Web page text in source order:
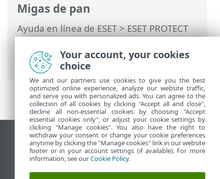
Migas de pan
Ayuda en línea de ESET>ESET PROTECT
On-Prem>Usar ESET PROTECT On-Prem
ESET PROTECT On-Prem Menú principal
> Información general de estado
Ver sitio del escritorio
End of Life
Base de conocimiento de ESET
Your account, your cookies
choice
We and our partners use cookies to give you the best
optimized online experience, analyze our website traffic,
and serve you with personalized ads. You can agree to the
collection of all cookies by clicking "Accept all and close",
decline all non-essential cookies by choosing "Accept
essential cookies only", or adjust your cookie settings by
clicking "Manage cookies". You also have the right to
withdraw your consent or change your cookie preferences
anytime by clicking the "Manage cookies" link in our website
footer or in your account settings (if available). For more
information, see ourCookie Policy.